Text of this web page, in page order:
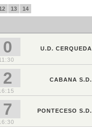
13 14
0
U.D. CERQUEDA
2
CABANA S.D.
7
PONTECESO S.D.